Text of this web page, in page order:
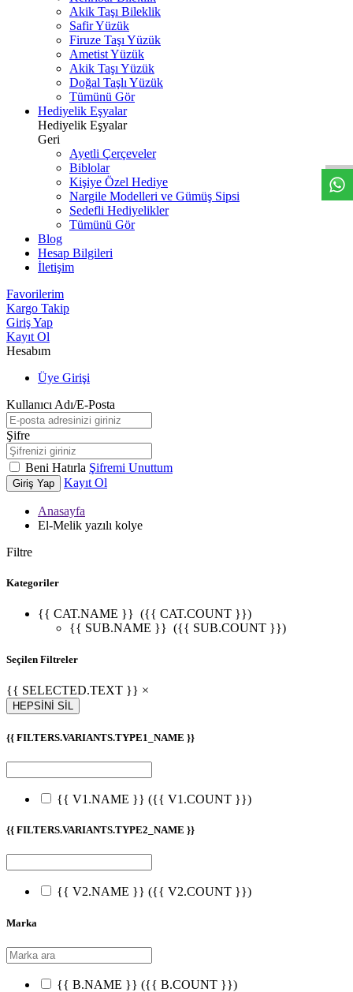
Akik Taşı Bileklik
Safir Yüzük
Firuze Taşı Yüzük
Ametist Yüzük
Akik Taşı Yüzük
Doğal Taşlı Yüzük
Tümünü Gör
Hediyelik Eşyalar
Hediyelik Eşyalar
Geri
Ayetli Çerçeveler
Biblolar
Kişiye Özel Hediye
Nargile Modelleri ve Gümüş Sipsi
Sedefli Hediyelikler
Tümünü Gör
Blog
Hesap Bilgileri
İletişim
Favorilerim
Kargo Takip
Giriş Yap
Kayıt Ol
Hesabım
Üye Girişi
Kullanıcı Adı/E-Posta
Şifre
Beni Hatırla Şifremi Unuttum
Giriş Yap Kayıt Ol
Anasayfa
El-Melik yazılı kolye
Filtre
Kategoriler
{{ CAT.NAME }} ({{ CAT.COUNT }})
{{ SUB.NAME }} ({{ SUB.COUNT }})
Seçilen Filtreler
{{ SELECTED.TEXT }} ×
HEPSİNİ SİL
{{ FILTERS.VARIANTS.TYPE1_NAME }}
{{ V1.NAME }} ({{ V1.COUNT }})
{{ FILTERS.VARIANTS.TYPE2_NAME }}
{{ V2.NAME }} ({{ V2.COUNT }})
Marka
{{ B.NAME }} ({{ B.COUNT }})